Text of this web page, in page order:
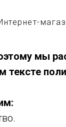
мы
тексте